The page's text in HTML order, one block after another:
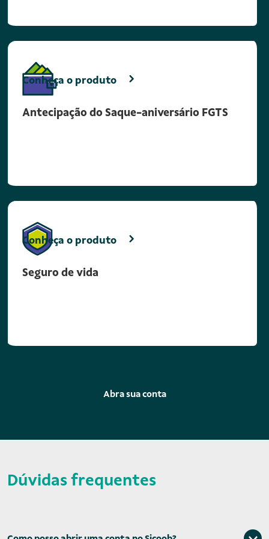
Antecipação do Saque-aniversário FGTS
Conheça o produto
Seguro de vida
Conheça o produto
Abra sua conta
Dúvidas frequentes